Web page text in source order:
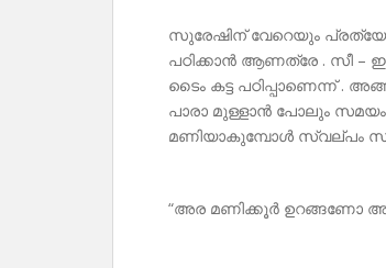
സുരേഷിന് വേറെയും
പഠിക്കാൻ ആണത്രേ . സീ
ടൈം കട്ട പഠിപ്പാണെന്ന് .
പാരാ മുള്ളാൻ പോലും
മണിയാകുമ്പോൾ സ്വല്പം
“അര മണിക്കൂർ ഉറങ്ങണോ